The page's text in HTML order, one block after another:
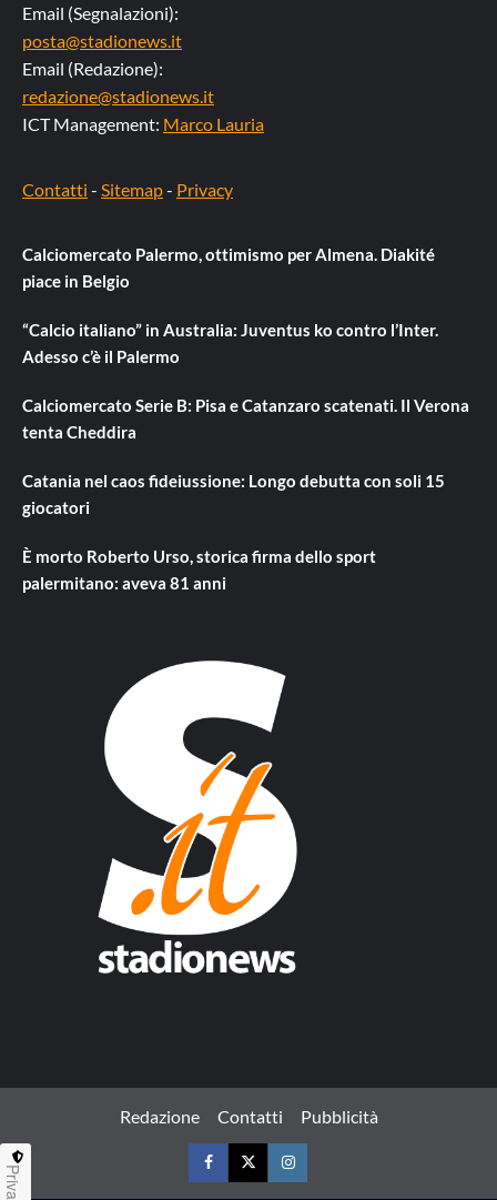
Email (Segnalazioni):
posta@stadionews.it
Email (Redazione):
redazione@stadionews.it
ICT Management: Marco Lauria
Contatti - Sitemap- Privacy
Calciomercato Palermo, ottimismo per Almena. Diakité
piace in Belgio
“Calcio italiano” in Australia: Juventus ko contro l’Inter.
Adesso c’è il Palermo
Calciomercato Serie B: Pisa e Catanzaro scatenati. Il Verona
tenta Cheddira
Catania nel caos fideiussione: Longo debutta con soli 15
giocatori
È morto Roberto Urso, storica firma dello sport
palermitano: aveva 81 anni
Redazione Contatti Pubblicità
FacebookTwitterInstagram